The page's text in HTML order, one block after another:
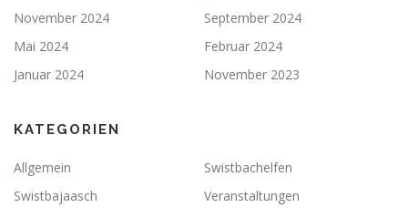
November 2024
September 2024
Mai 2024
Februar 2024
Januar 2024
November 2023
KATEGORIEN
Allgemein
Swistbachelfen
Swistbajaasch
Veranstaltungen